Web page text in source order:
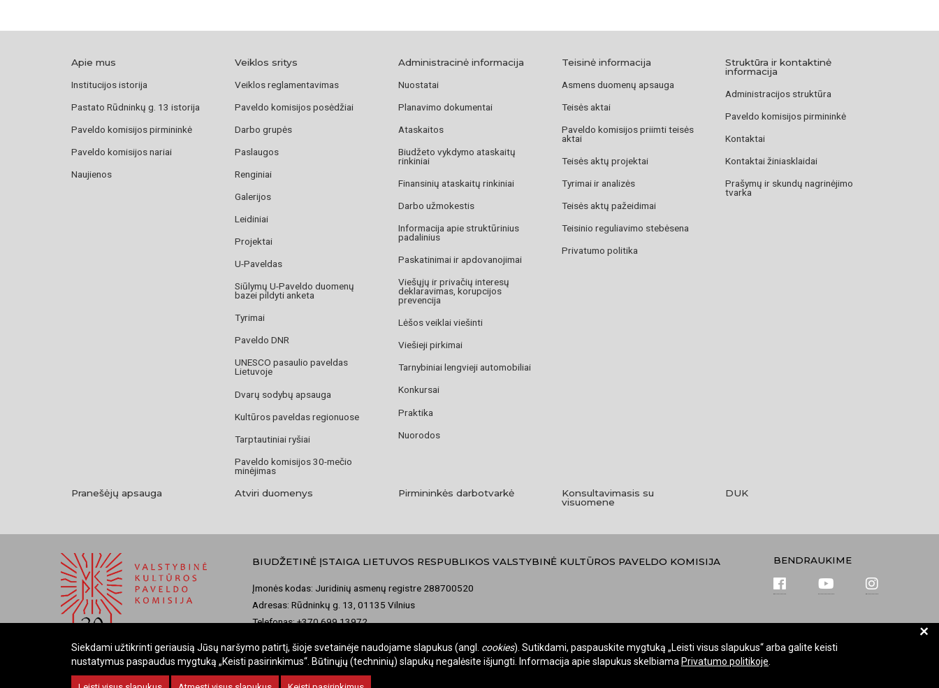
Apie mus
Institucijos istorija
Pastato Rūdninkų g. 13 istorija
Paveldo komisijos pirmininkė
Paveldo komisijos nariai
Naujienos
Veiklos sritys
Veiklos reglamentavimas
Paveldo komisijos posėdžiai
Darbo grupės
Paslaugos
Renginiai
Galerijos
Leidiniai
Projektai
U-Paveldas
Siūlymų U-Paveldo duomenų
bazei pildyti anketa
Tyrimai
Paveldo DNR
UNESCO pasaulio paveldas
Lietuvoje
Dvarų sodybų apsauga
Kultūros paveldas regionuose
Tarptautiniai ryšiai
Paveldo komisijos 30-mečio
minėjimas
Administracinė informacija
Nuostatai
Planavimo dokumentai
Ataskaitos
Biudžeto vykdymo ataskaitų
rinkiniai
Finansinių ataskaitų rinkiniai
Darbo užmokestis
Informacija apie struktūrinius
padalinius
Paskatinimai ir apdovanojimai
Viešųjų ir privačių interesų
deklaravimas, korupcijos
prevencija
Lėšos veiklai viešinti
Viešieji pirkimai
Tarnybiniai lengvieji automobiliai
Konkursai
Praktika
Nuorodos
Teisinė informacija
Asmens duomenų apsauga
Teisės aktai
Paveldo komisijos priimti teisės
aktai
Teisės aktų projektai
Tyrimai ir analizės
Teisės aktų pažeidimai
Teisinio reguliavimo stebėsena
Privatumo politika
Struktūra ir kontaktinė
informacija
Administracijos struktūra
Paveldo komisijos pirmininkė
Kontaktai
Kontaktai žiniasklaidai
Prašymų ir skundų nagrinėjimo
tvarka
Pranešėjų apsauga Atviri duomenys Pirmininkės darbotvarkė
Konsultavimasis su
visuomene
DUK
BIUDŽETINĖ ĮSTAIGA LIETUVOS RESPUBLIKOS VALSTYBINĖ KULTŪROS PAVELDO KOMISIJA
Įmonės kodas: Juridinių asmenų registre 288700520
Adresas: Rūdninkų g. 13, 01135 Vilnius
Telefonas: +370 699 13972
BENDRAUKIME
+
Siekdami užtikrinti geriausią Jūsų naršymo patirtį, šioje svetainėje naudojame slapukus (angl. cookies). Sutikdami, paspauskite mygtuką „Leisti visus slapukus“ arba galite keisti
nustatymus paspaudus mygtuką „Keisti pasirinkimus“. Būtinųjų (techninių) slapukų negalėsite išjungti. Informacija apie slapukus skelbiama Privatumo politikoje